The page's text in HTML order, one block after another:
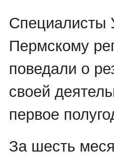
Пермскому
поведали о
своей
первое
За шесть